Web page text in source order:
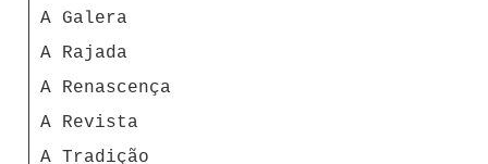
A Galera
A Rajada
A Renascença
A Revista
A Tradição